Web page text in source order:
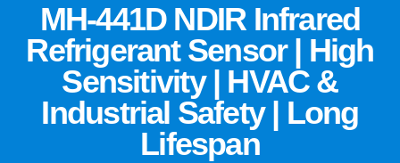
MH-441D NDIR Infrared
Refrigerant Sensor | High
Sensitivity | HVAC &
Industrial Safety | Long
Lifespan